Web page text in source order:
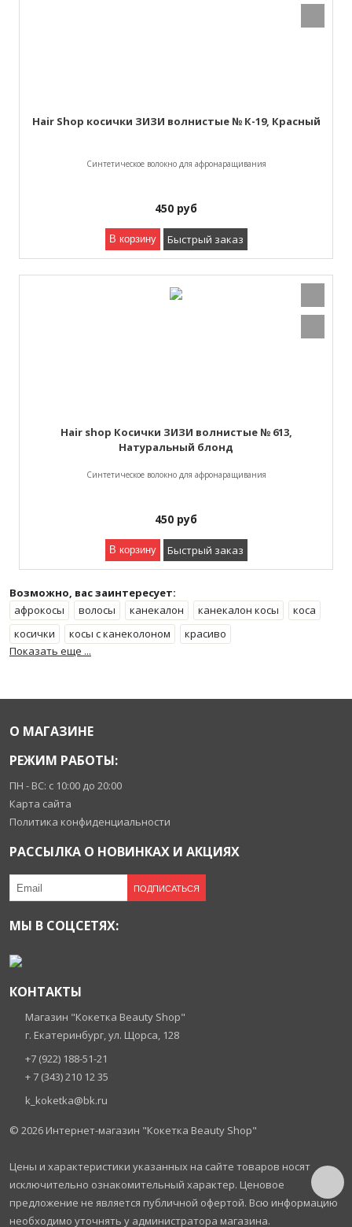
Hair Shop косички ЗИЗИ волнистые № К-19, Красный
Синтетическое волокно для афронаращивания
450 руб
В корзину Быстрый заказ
Hair shop Косички ЗИЗИ волнистые № 613,
Натуральный блонд
Синтетическое волокно для афронаращивания
450 руб
В корзину Быстрый заказ
Возможно, вас заинтересует:
Показать еще ...
афрокосы волосы канекалон канекалон косы
коса
косички
косы с канеколоном
красиво
красивые прически
О МАГАЗИНЕ
РЕЖИМ РАБОТЫ:
ПН - ВС: с 10:00 до 20:00
Карта сайта
Политика конфиденциальности
РАССЫЛКА О НОВИНКАХ И АКЦИЯХ
ПОДПИСАТЬСЯ
МЫ В СОЦСЕТЯХ:
КОНТАКТЫ
Магазин "Кокетка Beauty Shop"
г. Екатеринбург, ул. Щорса, 128
+7 (922) 188-51-21
+ 7 (343) 210 12 35
k_koketka@bk.ru
© 2026 Интернет-магазин "Кокетка Beauty Shop"
Цены и характеристики указанных на сайте товаров носят
исключительно ознакомительный характер. Ценовое
предложение не является публичной офертой. Всю информацию
необходимо уточнять у администратора магазина.